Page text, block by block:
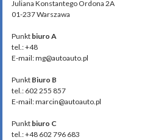
Juliana Konstantego Ordona 2A
01-237 Warszawa
Punkt biuro A
tel.: +48
E-mail: mg@autoauto.pl
Punkt Biuro B
tel.: 602 255 857
E-mail: marcin@autoauto.pl
Punkt biuro C
tel.: +48 602 796 683